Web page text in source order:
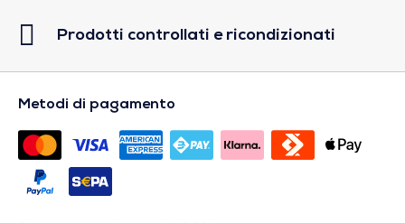
Prodotti controllati e ricondizionati
Metodi di pagamento